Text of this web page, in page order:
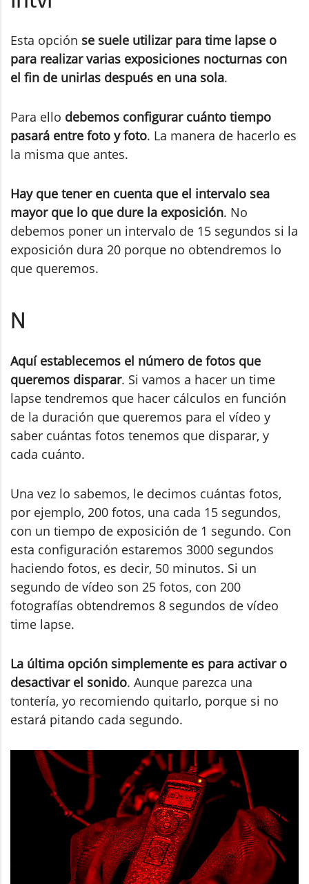
Esta opción se suele utilizar para time lapse o
para realizar varias exposiciones nocturnas con
el fin de unirlas después en una sola.
Para ello debemos configurar cuánto tiempo
pasará entre foto y foto. La manera de hacerlo es
la misma que antes.
Hay que tener en cuenta que el intervalo sea
mayor que lo que dure la exposición. No
debemos poner un intervalo de 15 segundos si la
exposición dura 20 porque no obtendremos lo
que queremos.
N
Aquí establecemos el número de fotos que
queremos disparar. Si vamos a hacer un time
lapse tendremos que hacer cálculos en función
de la duración que queremos para el vídeo y
saber cuántas fotos tenemos que disparar, y
cada cuánto.
Una vez lo sabemos, le decimos cuántas fotos,
por ejemplo, 200 fotos, una cada 15 segundos,
con un tiempo de exposición de 1 segundo. Con
esta configuración estaremos 3000 segundos
haciendo fotos, es decir, 50 minutos. Si un
segundo de vídeo son 25 fotos, con 200
fotografías obtendremos 8 segundos de vídeo
time lapse.
La última opción simplemente es para activar o
desactivar el sonido. Aunque parezca una
tontería, yo recomiendo quitarlo, porque si no
estará pitando cada segundo.